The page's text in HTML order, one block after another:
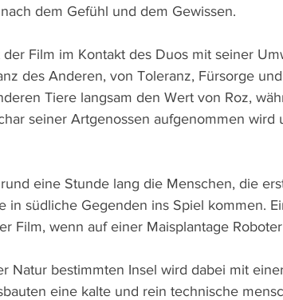
dem Gefühl und dem Gewissen.
Film im Kontakt des Duos mit seiner
des Anderen, von Toleranz, Fürsorge
Tiere langsam den Wert von Roz,
seiner Artgenossen aufgenommen wird
eine Stunde lang die Menschen, die
in südliche Gegenden ins Spiel kommen.
Film, wenn auf einer Maisplantage
Natur bestimmten Insel wird dabei mit
eine kalte und rein technische